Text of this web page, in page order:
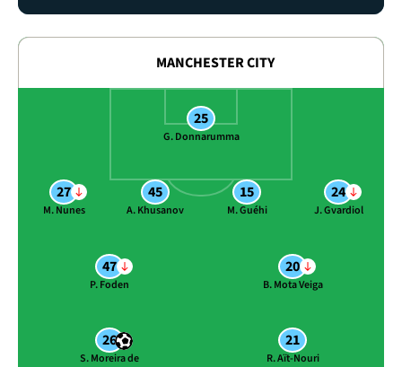
MANCHESTER CITY
25
G. Donnarumma
27
M. Nunes
45
A. Khusanov
15
M. Guéhi
24
J. Gvardiol
47
P. Foden
20
B. Mota Veiga
26
S. Moreira de
21
R. Aït-Nouri